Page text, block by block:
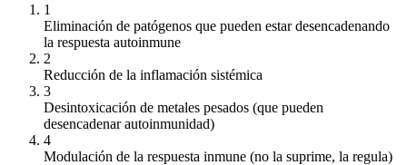
1
Eliminación de patógenos que pueden estar desencadenando
la respuesta autoinmune
2
Reducción de la inflamación sistémica
3
Desintoxicación de metales pesados (que pueden
desencadenar autoinmunidad)
4
Modulación de la respuesta inmune (no la suprime, la regula)